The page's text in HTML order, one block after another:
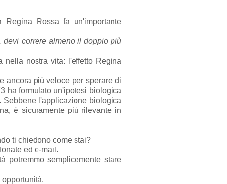
Rossa fa un'importante
devi correre almeno il doppio più
nella nostra vita: l'effetto Regina
ancora più veloce per sperare di
ha formulato un'ipotesi biologica
l'applicazione biologica
è sicuramente più rilevante in
ti chiedono come stai?
ed e-mail.
potremmo semplicemente stare